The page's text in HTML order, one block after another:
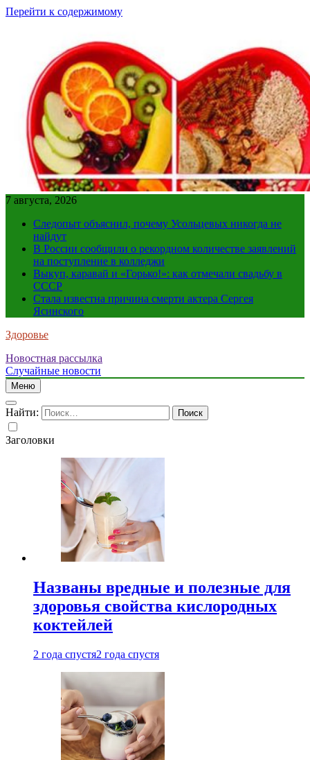
Перейти к содержимому
7 августа, 2026
Следопыт объяснил, почему Усольцевых никогда не
найдут
В России сообщили о рекордном количестве заявлений
на поступление в колледжи
Выкуп, каравай и «Горько!»: как отмечали свадьбу в
СССР
Стала известна причина смерти актера Сергея
Ясинского
Здоровье
Новостная рассылка
Случайные новости
Меню
Найти:
Заголовки
Названы вредные и полезные для
здоровья свойства кислородных
коктейлей
2 года спустя2 года спустя